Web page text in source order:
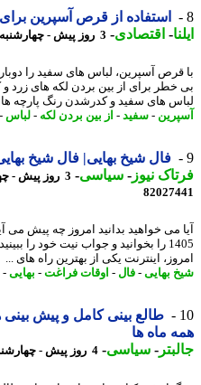
استفاده از قرص آسپرین برای
-اقتصادی-3 روز پیش - چهارشنبه 14 مرداد 1405، 15:12
آسپرین، لباس های سفید را دوباره
برای از بین بردن لکه های زرد و
های سفید و کدرشدن رنگ پارچه ها پس
- سفید-از بین بردن لکه-لباس-از
فال شیخ بهایی| فال شیخ بهایی پنجشنبه 15
نیوز-سیاسی-3 روز پیش - چهارشنبه 14 مرداد 1405، 10:35
1405 را بخوانید و جواب نیت خود را
اینترنت یکی از بهترین راه های ...
بهایی-فال-اوقات فراغت -بهایی-
طالع بینی کامل و پیش بینی
ماه ها
-سیاسی-4 روز پیش - چهارشنبه 14 مرداد 1405، 04:02